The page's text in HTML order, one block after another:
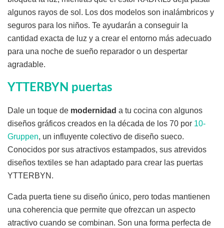
algunos rayos de sol. Los dos modelos son inalámbricos y
seguros para los niños. Te ayudarán a conseguir la
cantidad exacta de luz y a crear el entorno más adecuado
para una noche de sueño reparador o un despertar
agradable.
YTTERBYN puertas
Dale un toque de modernidad a tu cocina con algunos
diseños gráficos creados en la década de los 70 por 10-
Gruppen, un influyente colectivo de diseño sueco.
Conocidos por sus atractivos estampados, sus atrevidos
diseños textiles se han adaptado para crear las puertas
YTTERBYN.
Cada puerta tiene su diseño único, pero todas mantienen
una coherencia que permite que ofrezcan un aspecto
atractivo cuando se combinan. Son una forma perfecta de